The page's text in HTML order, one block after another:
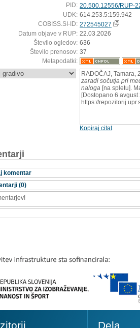
PID: 20.500.12556/RUP-
UDK: 614.253.5:159.942
COBISS.SI-ID: 272545027
Datum objave v RUP: 22.03.2026
Število ogledov: 636
Število prenosov: 37
Metapodatki:
: RADOČAJ, Tamara,
zaradi sočutja pri
naloga [na spletu].
[Dostopano 6
https://
Kopiraj citat
komentar
(0)
Dela